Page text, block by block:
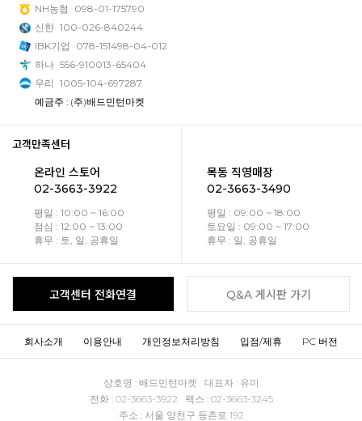
NH농협
098-01-175790
신한 100-026-840244
IBK기업
078-151498-04-012
하나 556-910013-65404
우리 1005-104-697287
예금주 : (주)배드민턴마켓
고객만족센터
온라인 스토어
02-3663-3922
평일 : 10:00 ~ 16:00
점심 : 12:00 ~ 13:00
휴무 : 토, 일, 공휴일
목동 직영매장
02-3663-3490
평일 : 09:00 ~ 18:00
토요일 : 09:00 ~ 17:00
휴무 : 일, 공휴일
고객센터 전화연결 Q&A 게시판 가기
회사소개 이용안내 개인정보처리방침 입점/제휴 PC 버전
상호명 : 배드민턴마켓 대표자 : 유미
전화 : 02-3663-3922 팩스 : 02-3663-3245
주소 : 서울 양천구 등촌로 192